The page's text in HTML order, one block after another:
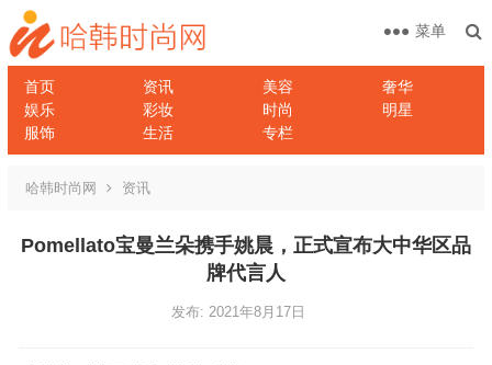
首页 资讯 美容
奢华
娱乐
彩妆 时尚
明星
服饰
生活 专栏
菜单
哈韩时尚网 资讯
Pomellato宝曼兰朵携手姚晨，正式宣布大中华区品
牌代言人
发布: 2021年8月17日